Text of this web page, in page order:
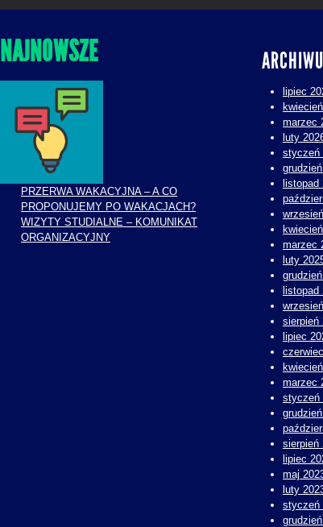
NAJNOWSZE
PRZERWA WAKACYJNA – A CO
PROPONUJEMY PO WAKACJACH?
WIZYTY STUDIALNE – KOMUNIKAT
ORGANIZACYJNY
lipiec
marzec
luty
styczeń
listopad
marzec
luty
listopad
sierpień
lipiec
marzec
styczeń
sierpień
lipiec
maj
luty
styczeń